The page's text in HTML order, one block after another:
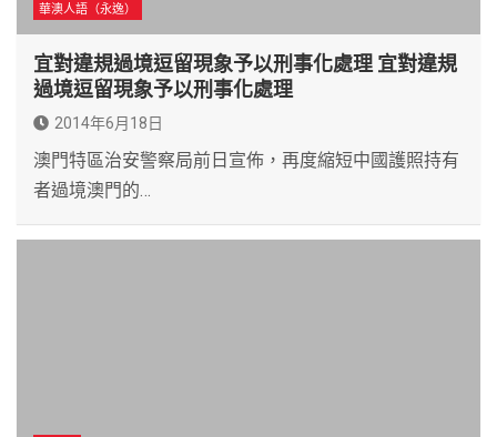
華澳人語（永逸）
宜對違規過境逗留現象予以刑事化處理 宜對違規
過境逗留現象予以刑事化處理
2014年6月18日
澳門特區治安警察局前日宣佈，再度縮短中國護照持有
者過境澳門的…